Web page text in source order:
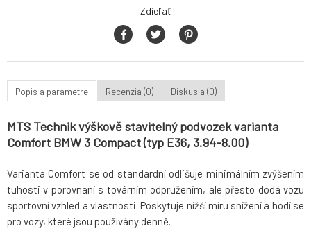
Zdieľať
Popis a parametre Recenzia (0) Diskusia (0)
MTS Technik výškově stavitelný podvozek varianta
Comfort BMW 3 Compact (typ E36, 3.94-8.00)
Varianta Comfort se od standardní odlišuje minimálním zvýšením
tuhosti v porovnaní s továrním odpružením, ale přesto dodá vozu
sportovní vzhled a vlastnosti. Poskytuje nížší míru snížení a hodí se
pro vozy, které jsou používány denně.